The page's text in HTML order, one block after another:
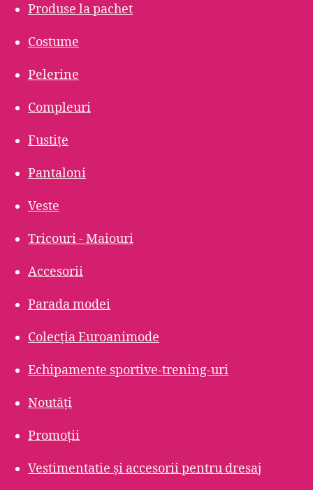
Produse la pachet
Costume
Pelerine
Compleuri
Fustițe
Pantaloni
Veste
Tricouri - Maiouri
Accesorii
Parada modei
Colecția Euroanimode
Echipamente sportive-trening-uri
Noutăți
Promoții
Vestimentatie și accesorii pentru dresaj